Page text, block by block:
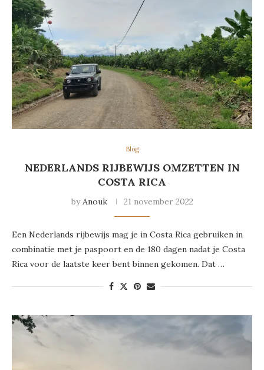
Blog
NEDERLANDS RIJBEWIJS OMZETTEN IN
COSTA RICA
byAnouk 21 november 2022
Een Nederlands rijbewijs mag je in Costa Rica gebruiken in
combinatie met je paspoort en de 180 dagen nadat je Costa
Rica voor de laatste keer bent binnen gekomen. Dat …